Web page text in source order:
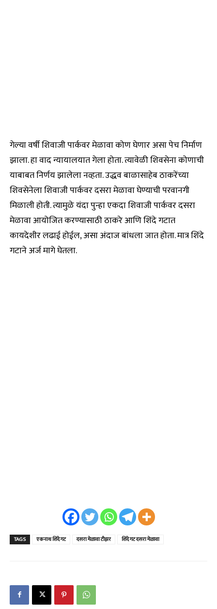
गेल्या वर्षी शिवाजी पार्कवर मेळावा कोण घेणार असा पेच निर्माण
झाला. हा वाद न्यायालयात गेला होता. त्यावेळी शिवसेना कोणाची
याबाबत निर्णय झालेला नव्हता. उद्धव बाळासाहेब ठाकरेंच्या
शिवसेनेला शिवाजी पार्कवर दसरा मेळावा घेण्याची परवानगी
मिळाली होती. त्यामुळे यंदा पुन्हा एकदा शिवाजी पार्कवर दसरा
मेळावा आयोजित करण्यासाठी ठाकरे आणि शिंदे गटात
कायदेशीर लढाई होईल, असा अंदाज बांधला जात होता. मात्र शिंदे
गटाने अर्ज मागे घेतला.
TAGS एकनाथ शिंदे गट दसरा मेळावा टीझर शिंदे गट दसरा मेळावा